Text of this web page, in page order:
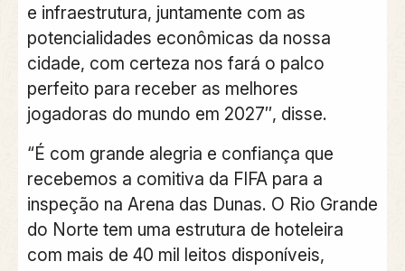
e infraestrutura, juntamente com as
potencialidades econômicas da nossa
cidade, com certeza nos fará o palco
perfeito para receber as melhores
jogadoras do mundo em 2027″, disse.
“É com grande alegria e confiança que
recebemos a comitiva da FIFA para a
inspeção na Arena das Dunas. O Rio Grande
do Norte tem uma estrutura de hoteleira
com mais de 40 mil leitos disponíveis,